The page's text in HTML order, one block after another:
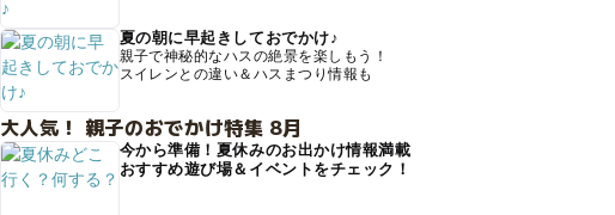
夏の朝に早起きしておでかけ♪
親子で神秘的なハスの絶景を楽しもう！
スイレンとの違い＆ハスまつり情報も
大人気！ 親子のおでかけ特集 8月
今から準備！夏休みのお出かけ情報満載
おすすめ遊び場＆イベントをチェック！